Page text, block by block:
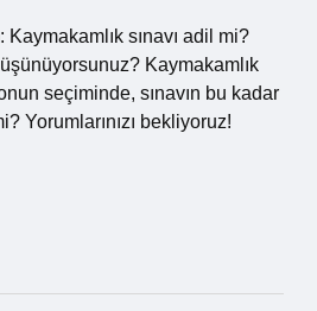
sınavı adil mi?
Kaymakamlık
seçiminde, sınavın bu kadar
Yorumlarınızı bekliyoruz!